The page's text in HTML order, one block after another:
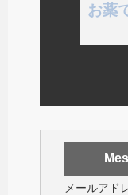
お薬
メールアド